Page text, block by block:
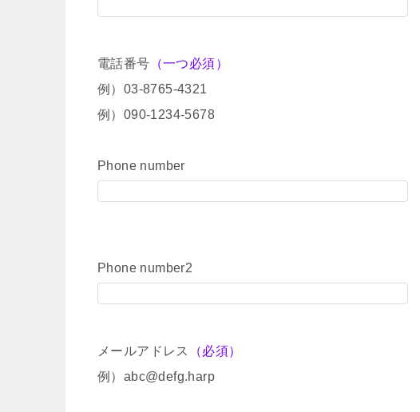
電話番号 （一つ必須）
例）03-8765-4321
例）090-1234-5678
Phone number
Phone number2
メールアドレス
（必須）
例）abc@defg.harp